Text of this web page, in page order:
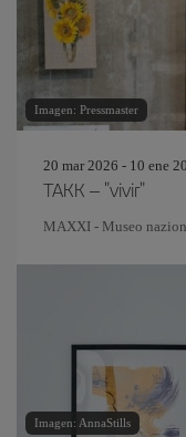
Imagen: Pressmaster
20 mar 2026 - 10 ene
TAKK – "vivir"
MAXXI - Museo
Imagen: AnnaStills